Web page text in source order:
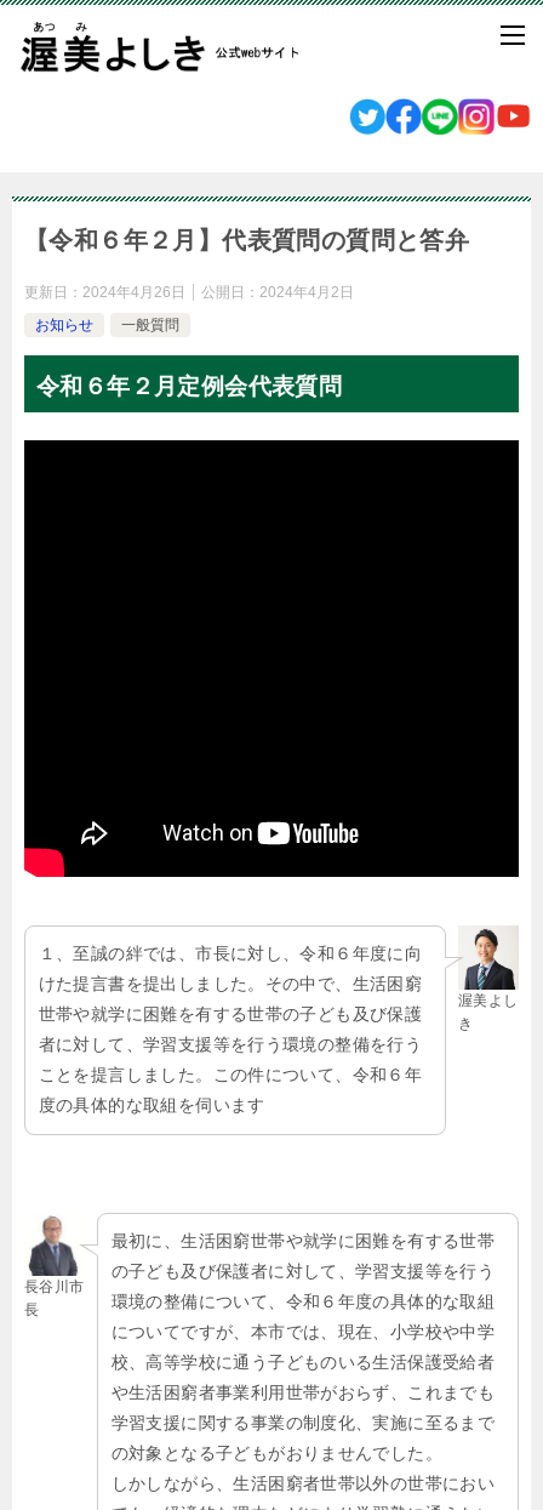
【令和６年２月】代表質問の質問と答弁
更新日： 2024年4月26日 公開日： 2024年4月2日
お知らせ
一般質問
令和６年２月定例会代表質問
渥美よし
き
１、至誠の絆では、市長に対し、令和６年度に向
けた提言書を提出しました。その中で、生活困窮
世帯や就学に困難を有する世帯の子ども及び保護
者に対して、学習支援等を行う環境の整備を行う
ことを提言しました。この件について、令和６年
度の具体的な取組を伺います
長谷川市
長
最初に、生活困窮世帯や就学に困難を有する世帯
の子ども及び保護者に対して、学習支援等を行う
環境の整備について、令和６年度の具体的な取組
についてですが、本市では、現在、小学校や中学
校、高等学校に通う子どものいる生活保護受給者
や生活困窮者事業利用世帯がおらず、これまでも
学習支援に関する事業の制度化、実施に至るまで
の対象となる子どもがおりませんでした。
しかしながら、生活困窮者世帯以外の世帯におい